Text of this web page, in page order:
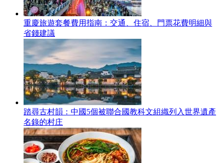
重慶旅遊套餐費用指南：交通、住宿、門票花費明細與
省錢建議
踏尋古村韻：中國5個被聯合國教科文組織列入世界遺產
名錄的村庄